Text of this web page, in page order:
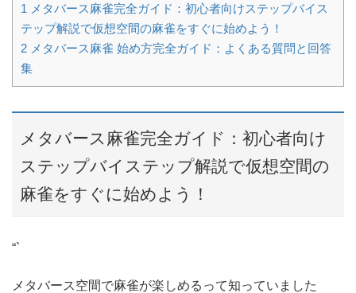
1 メタバース麻雀完全ガイド：初心者向けステップバイス
テップ解説で仮想空間の麻雀をすぐに始めよう！
2 メタバース麻雀 始め方完全ガイド：よくある質問と回答
集
メタバース麻雀完全ガイド：初心者向け
ステップバイステップ解説で仮想空間の
麻雀をすぐに始めよう！
“`
メタバース空間で麻雀が楽しめるって知っていました